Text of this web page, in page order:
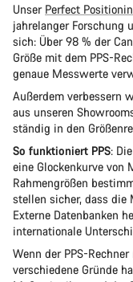
Unser Perfect
jahrelanger Forschung
sich: Über 98 % der
Größe mit dem PPS-
genaue Messwerte
Außerdem verbessern
aus unseren
ständig in den
So funktioniert PPS:
eine Glockenkurve von
Rahmengrößen
stellen sicher, dass die
Externe Datenbanken
internationale
Wenn der PPS-
verschiedene Gründe